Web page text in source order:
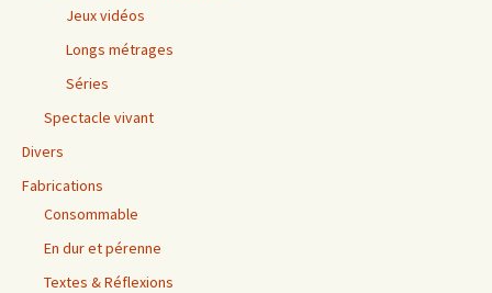
Jeux vidéos
Longs métrages
Séries
Spectacle vivant
Divers
Fabrications
Consommable
En dur et pérenne
Textes & Réflexions